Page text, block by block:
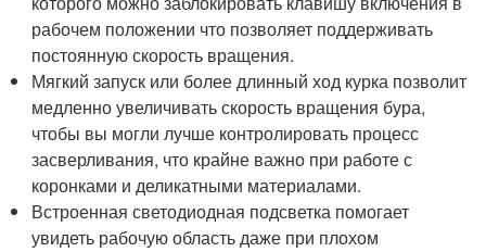
рабочем положении что позволяет поддерживать
постоянную скорость вращения.
Мягкий запуск или более длинный ход курка позволит
медленно увеличивать скорость вращения бура,
чтобы вы могли лучше контролировать процесс
засверливания, что крайне важно при работе с
коронками и деликатными материалами.
Встроенная светодиодная подсветка помогает
увидеть рабочую область даже при плохом